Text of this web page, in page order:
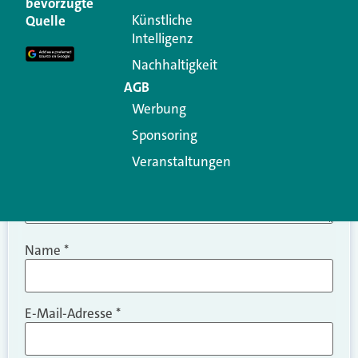
Erforderliche Felder sind mit
Kommentar
Name *
E-Mail-Adresse *
Quelle
Künstliche
Intelligenz
Nachhaltigkeit
AGB
Werbung
Sponsoring
Veranstaltungen